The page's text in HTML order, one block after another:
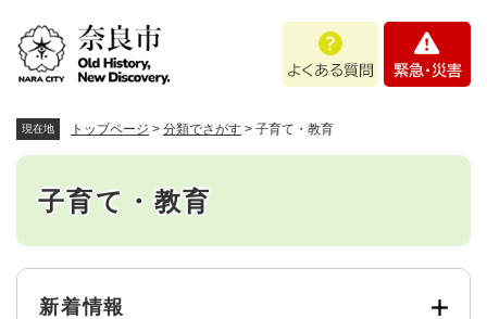
あ
問
・
現在地 トップページ > 分類でさがす > 子育て・教育
本
子育て・教育
新着情報